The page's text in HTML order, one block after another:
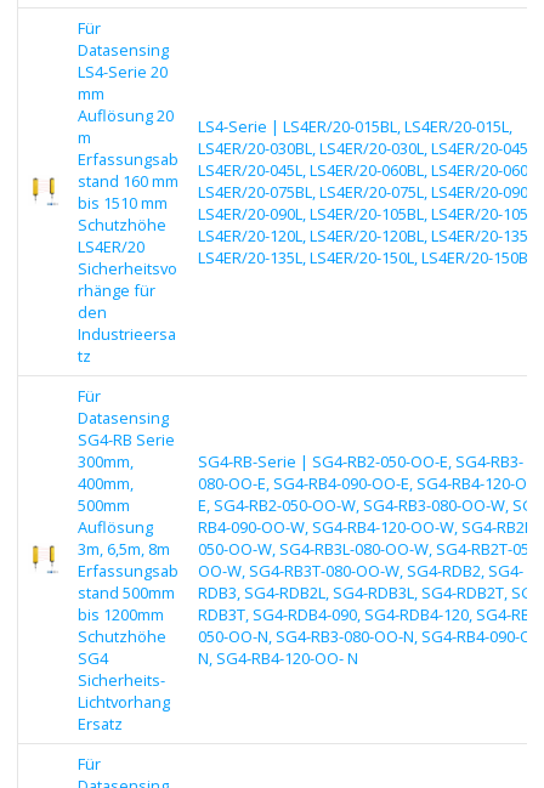
Für
Datasensing
LS4-Serie 20
mm
Auflösung 20
m
Erfassungsab
stand 160 mm
bis 1510 mm
Schutzhöhe
LS4ER/20
Sicherheitsvo
rhänge für
den
Industrieersa
tz
LS4-Serie | LS4ER/20-015BL, LS4ER/20-015L,
LS4ER/20-030BL, LS4ER/20-030L, LS4ER/20-
LS4ER/20-045L, LS4ER/20-060BL, LS4ER/20-060L,
LS4ER/20-075BL, LS4ER/20-075L, LS4ER/20-
LS4ER/20-090L, LS4ER/20-105BL, LS4ER/20-105L,
LS4ER/20-120L, LS4ER/20-120BL, LS4ER/20-
LS4ER/20-135L, LS4ER/20-150L, LS4ER/20-150BL
Für
Datasensing
SG4-RB Serie
300mm,
400mm,
500mm
Auflösung
3m, 6,5m, 8m
Erfassungsab
stand 500mm
bis 1200mm
Schutzhöhe
SG4
Sicherheits-
Lichtvorhang
Ersatz
SG4-RB-Serie | SG4-RB2-050-OO-E, SG4-RB3-
080-OO-E, SG4-RB4-090-OO-E, SG4-RB4-120-OO-
E, SG4-RB2-050-OO-W, SG4-RB3-080-OO-W,
RB4-090-OO-W, SG4-RB4-120-OO-W, SG4-RB2L-
050-OO-W, SG4-RB3L-080-OO-W, SG4-RB2T-050-
OO-W, SG4-RB3T-080-OO-W, SG4-RDB2, SG4-
RDB3, SG4-RDB2L, SG4-RDB3L, SG4-RDB2T,
RDB3T, SG4-RDB4-090, SG4-RDB4-120, SG4-RB2-
050-OO-N, SG4-RB3-080-OO-N, SG4-RB4-090-
N, SG4-RB4-120-OO- N
Für